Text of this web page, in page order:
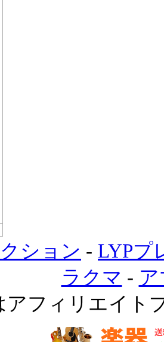
ション - LYPプ
ラクマ -
アフィリエイト